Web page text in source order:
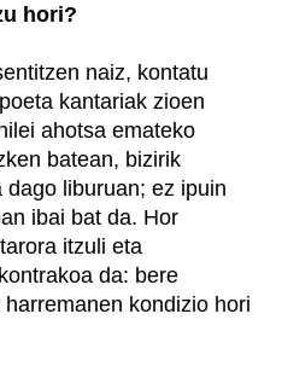
hori?
naiz, kontatu
kantariak zioen
ahotsa emateko
batean, bizirik
liburuan; ez ipuin
ibai bat da. Hor
itzuli eta
da: bere
kondizio hori